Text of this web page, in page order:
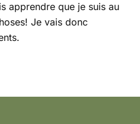
apprendre que je suis au
Je vais donc